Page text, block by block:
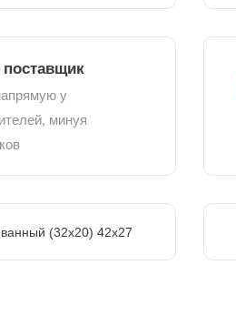
у
минуя
(32х20) 42х27